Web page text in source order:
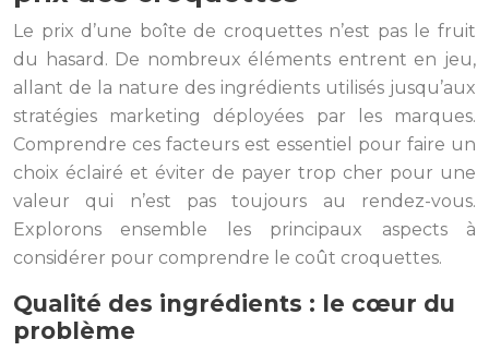
Le prix d’une boîte de croquettes n’est pas le fruit
du hasard. De nombreux éléments entrent en jeu,
allant de la nature des ingrédients utilisés jusqu’aux
stratégies marketing déployées par les marques.
Comprendre ces facteurs est essentiel pour faire un
choix éclairé et éviter de payer trop cher pour une
valeur qui n’est pas toujours au rendez-vous.
Explorons ensemble les principaux aspects à
considérer pour comprendre le coût croquettes.
Qualité des ingrédients : le cœur du
problème